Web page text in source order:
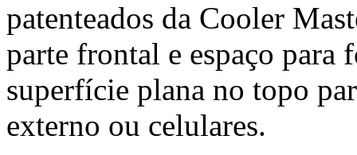
patenteados da Cooler
parte frontal e espaço para
superfície plana no topo
externo ou celulares.